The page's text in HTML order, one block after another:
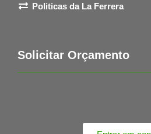
Politicas da La Ferrera
Solicitar Orçamento